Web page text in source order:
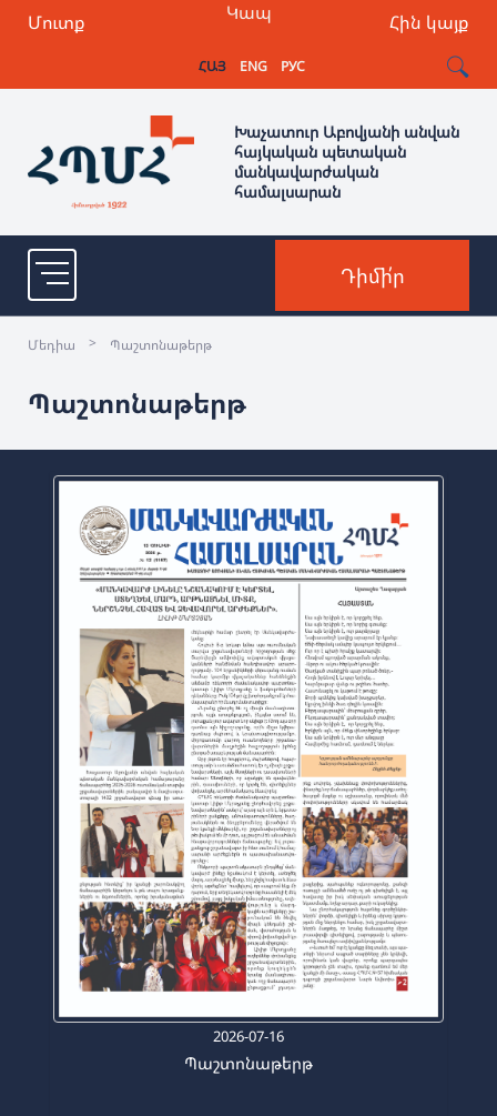
Մուտք Հին կայք
Կապ
ՀԱՅ ENG РУС
Խաչատուր Աբովյանի անվան
հայկական պետական
մանկավարժական
համալսարան
Դիմի՛ր
Մեդիա > Պաշտոնաթերթ
Պաշտոնաթերթ
2026-07-16
Պաշտոնաթերթ